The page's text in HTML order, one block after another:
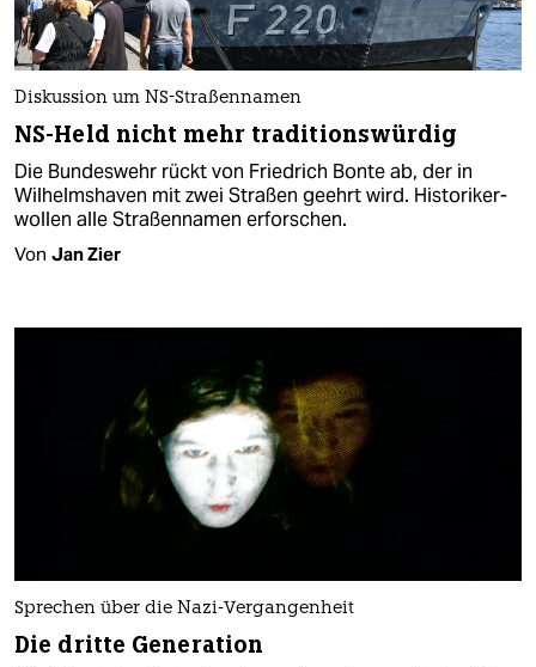
Diskussion um NS-Straßennamen
NS-Held nicht mehr traditionswürdig
Die Bundeswehr rückt von Friedrich Bonte ab, der in
Wilhelmshaven mit zwei Straßen geehrt wird. His­to­ri­ker­
wollen alle Straßennamen erforschen.
Von Jan Zier
Sprechen über die Nazi-Vergangenheit
Die dritte Generation